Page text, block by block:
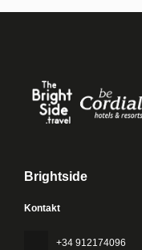
Brightside
Kontakt
+34 912174096